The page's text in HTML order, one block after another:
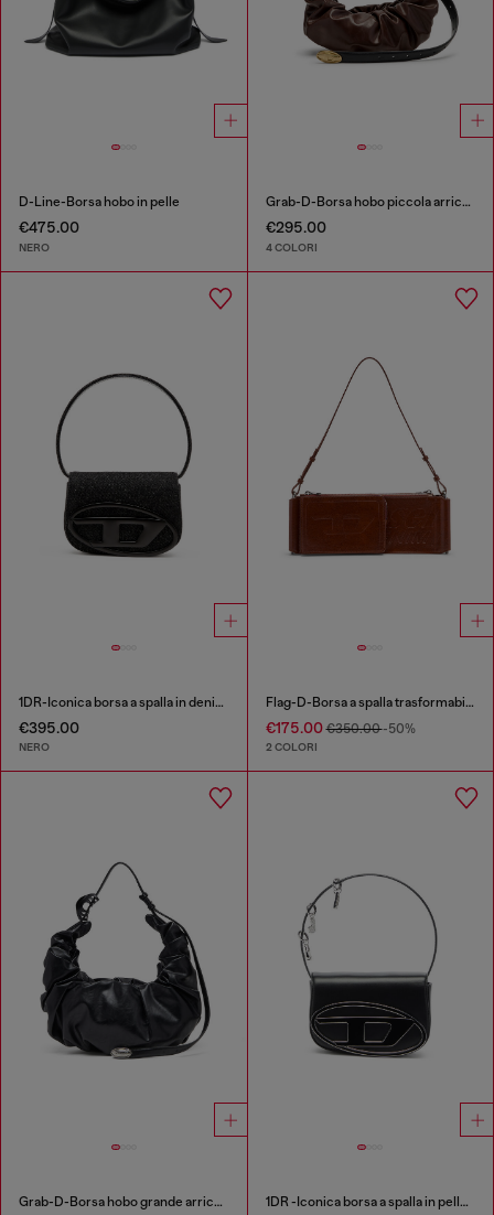
D-Line-Borsa hobo in pelle
€475.00
NERO
Grab-D-Borsa hobo piccola arricciata
€295.00
4 COLORI
1DR-Iconica borsa a spalla in denim lavato
€395.00
NERO
Flag-D-Borsa a spalla trasformabile con logo a rilievo
€175.00€350.00-50%
2 COLORI
Grab-D-Borsa hobo grande arricciata 1DR -Iconica borsa a spalla in pelle con charms sul manico